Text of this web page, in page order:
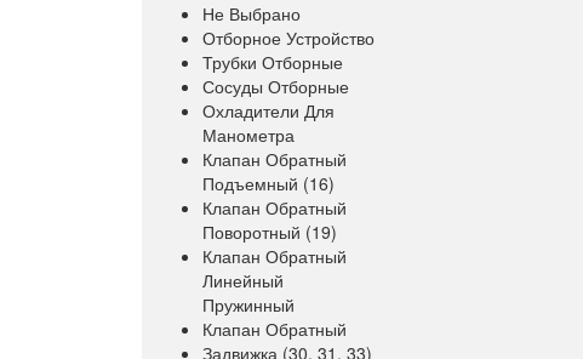
Не Выбрано
Отборное Устройство
Трубки Отборные
Сосуды Отборные
Охладители Для
Манометра
Клапан Обратный
Подъемный (16)
Клапан Обратный
Поворотный (19)
Клапан Обратный
Линейный
Пружинный
Клапан Обратный
Задвижка (30, 31, 33)